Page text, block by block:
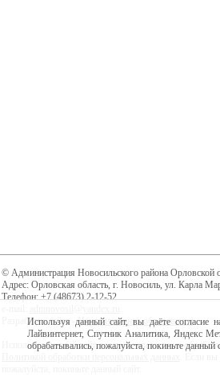
© Администрация Новосильского района Орловской
Адрес: Орловская область, г. Новосиль, ул. Карла
Телефон: +7 (48673) 2-12-52
Разработка сайта -Центр интернет-образования
Используя данный сайт, вы даёте согласие на
Используя данный сайт, вы даёте согласие
Лайвинтернет, Спутник Аналитика, Яндекс
обрабатывались, пожалуйста, покиньте данный